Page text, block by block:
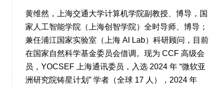
黄维然，上海交通大学计算机学院副教授、博导，国
家人工智能学院（上海创智学院）全时导师、博导；
兼任浦江国家实验室（上海 AI Lab）科研顾问，目前
在国家自然科学基金委员会借调。现为 CCF 高级会
员，YOCSEF 上海通讯委员，入选 2024 年 “微软亚
洲研究院铸星计划” 学者（全球 17 人），2024 年